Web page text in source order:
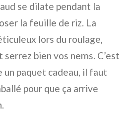
se dilate pendant la
la feuille de riz. La
lors du roulage,
serrez bien vos nems. C’est
un paquet cadeau, il faut
pour que ça arrive